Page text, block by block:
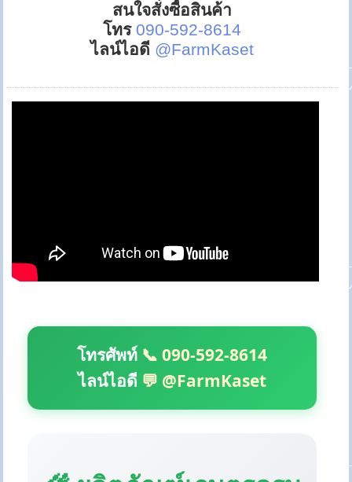
สนใจสั่งซื้อสินค้า
โทร 090-592-8614
ไลน์ไอดี @FarmKaset
โทรศัพท์ 📞 090-592-8614
ไลน์ไอดี 💬 @FarmKaset